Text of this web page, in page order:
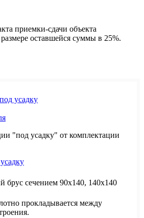
приемки-сдачи объекта
оставшейся суммы в 25%.
усадку
"под усадку" от комплектации
сечением 90х140, 140х140
прокладывается между